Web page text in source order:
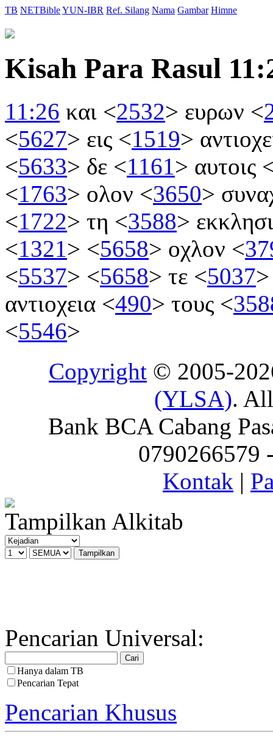
TB NETBibleYUN-IBR Ref. Silang Nama Gambar Himne
Kisah Para Rasul
11:26 και <2532> ευρων <
<5627> εις <1519>
<5633> δε <1161> αυτοις
<1763> ολον <3650>
<1722> τη <3588>
<1321> <5658> οχλον <
<5537> <5658> τε <5037>
αντιοχεια <490> τους <
<5546>
Copyright © 2005-
(YLSA).
Bank BCA Cabang
0790266579
Kontak |
Tampilkan Alkitab
Pencarian Universal:
Hanya dalam TB
Pencarian Tepat
Pencarian Khusus